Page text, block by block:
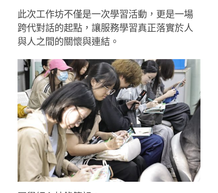
此次工作坊不僅是一次學習活動，更是一場
跨代對話的起點，讓服務學習真正落實於人
與人之間的關懷與連結。